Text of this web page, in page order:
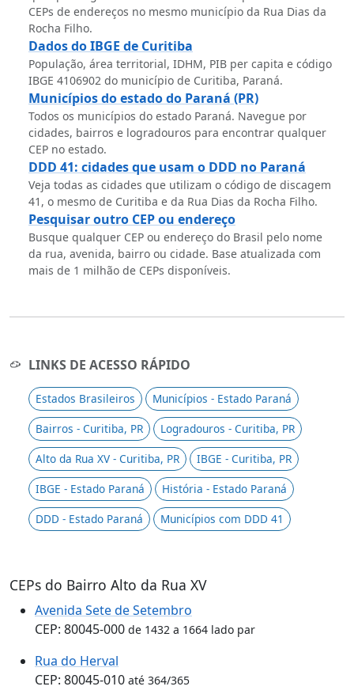
CEPs de endereços no mesmo município da Rua Dias da
Rocha Filho.
Dados do IBGE de Curitiba
População, área territorial, IDHM, PIB per capita e código
IBGE 4106902 do município de Curitiba, Paraná.
Municípios do estado do Paraná (PR)
Todos os municípios do estado Paraná. Navegue por
cidades, bairros e logradouros para encontrar qualquer
CEP no estado.
DDD 41: cidades que usam o DDD no Paraná
Veja todas as cidades que utilizam o código de discagem
41, o mesmo de Curitiba e da Rua Dias da Rocha Filho.
Pesquisar outro CEP ou endereço
Busque qualquer CEP ou endereço do Brasil pelo nome
da rua, avenida, bairro ou cidade. Base atualizada com
mais de 1 milhão de CEPs disponíveis.
LINKS DE ACESSO RÁPIDO
Estados Brasileiros
Municípios - Estado Paraná
Bairros - Curitiba, PR
Logradouros - Curitiba, PR
Alto da Rua XV - Curitiba, PR
IBGE - Curitiba, PR
IBGE - Estado Paraná
História - Estado Paraná
DDD - Estado Paraná
Municípios com DDD 41
CEPs do Bairro Alto da Rua XV
Avenida Sete de Setembro
CEP: 80045-000 de 1432 a 1664 lado par
Rua do Herval
CEP: 80045-010 até 364/365